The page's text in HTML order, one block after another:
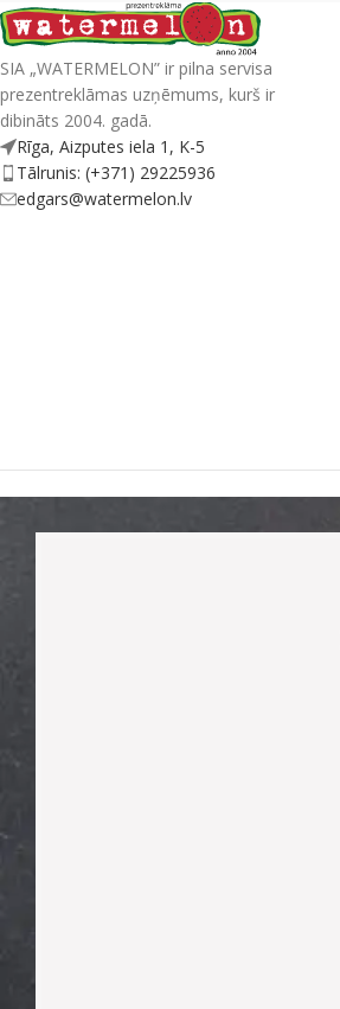
SIA „WATERMELON” ir pilna servisa
prezentreklāmas uzņēmums, kurš ir
dibināts 2004. gadā.
Rīga, Aizputes iela 1, K-5
Tālrunis: (+371) 29225936
edgars@watermelon.lv